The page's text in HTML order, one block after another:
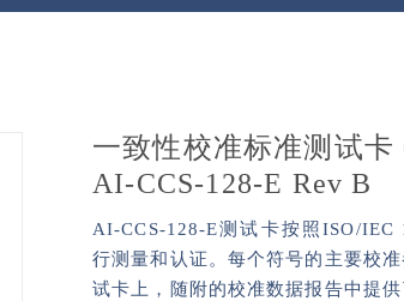
一致性校准标准测试卡
AI-CCS-128-E Rev B
AI-CCS-128-E测试卡按照ISO/
行测量和认证。每个符号的主要校
试卡上，随附的校准数据报告中提